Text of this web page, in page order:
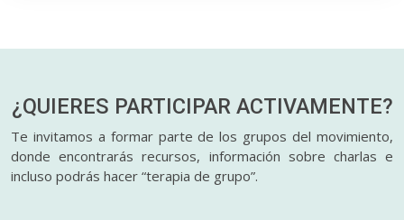
¿QUIERES PARTICIPAR ACTIVAMENTE?
Te invitamos a formar parte de los grupos del movimiento,
donde encontrarás recursos, información sobre charlas e
incluso podrás hacer “terapia de grupo”.